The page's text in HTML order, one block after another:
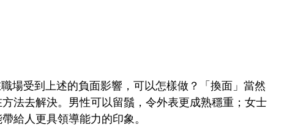
場受到上述的負面影響，可以怎樣做？「換面」當然
法去解決。男性可以留鬚，令外表更成熟穩重；女士
給人更具領導能力的印象。